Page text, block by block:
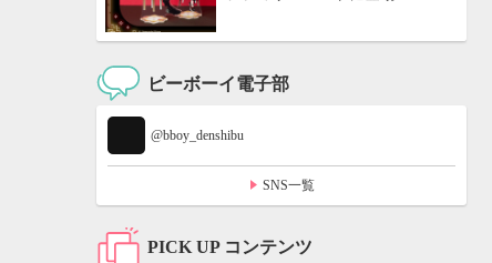
ビーボーイ電子部
@bboy_denshibu
SNS一覧
PICK UP コンテンツ